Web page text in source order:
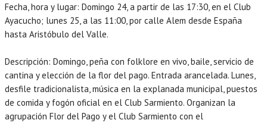
Fecha, hora y lugar: Domingo 24, a partir de las 17:30, en el Club
Ayacucho; lunes 25, a las 11:00, por calle Alem desde España
hasta Aristóbulo del Valle.
Descripción: Domingo, peña con folklore en vivo, baile, servicio de
cantina y elección de la flor del pago. Entrada arancelada. Lunes,
desfile tradicionalista, música en la explanada municipal, puestos
de comida y fogón oficial en el Club Sarmiento. Organizan la
agrupación Flor del Pago y el Club Sarmiento con el